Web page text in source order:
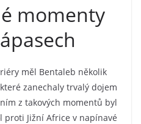
momenty
měl Bentaleb několik
zanechaly trvalý dojem
z takových momentů byl
proti Jižní Africe v napínavé